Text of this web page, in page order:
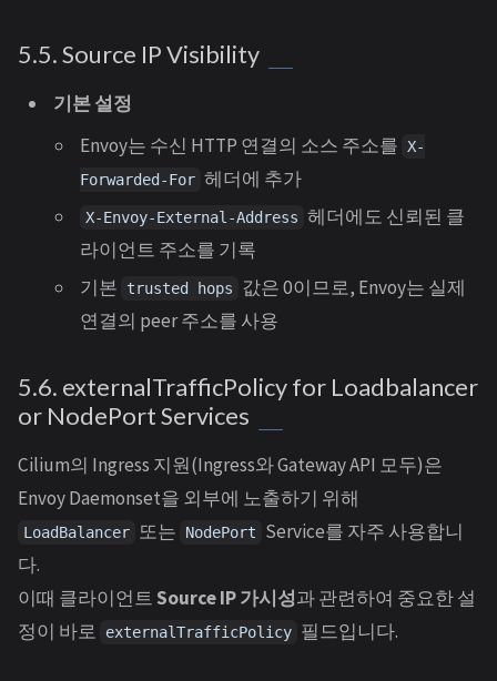
5.5. Source IP Visibility
기본 설정
Envoy는 수신 HTTP 연결의 소스 주소를 X-
Forwarded-For 헤더에 추가
X-Envoy-External-Address 헤더에도 신뢰된 클
라이언트 주소를 기록
기본
trusted hops
값은 0이므로, Envoy는 실제
연결의 peer 주소를 사용
5.6. externalTrafficPolicy for Loadbalancer
or NodePort Services
Cilium의 Ingress 지원(Ingress와 Gateway API 모두)은
Envoy Daemonset을 외부에 노출하기 위해
LoadBalancer 또는 NodePort
Service를 자주 사용합니
다.
이때 클라이언트Source IP 가시성과 관련하여 중요한 설
정이 바로
externalTrafficPolicy 필드입니다.